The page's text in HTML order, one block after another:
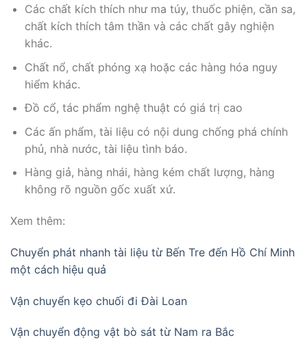
Các chất kích thích như ma túy, thuốc phiện, cần sa,
chất kích thích tâm thần và các chất gây nghiện
khác.
Chất nổ, chất phóng xạ hoặc các hàng hóa nguy
hiểm khác.
Đồ cổ, tác phẩm nghệ thuật có giá trị cao
Các ấn phẩm, tài liệu có nội dung chống phá chính
phủ, nhà nước, tài liệu tình báo.
Hàng giả, hàng nhái, hàng kém chất lượng, hàng
không rõ nguồn gốc xuất xứ.
Xem thêm:
Chuyển phát nhanh tài liệu từ Bến Tre đến Hồ Chí Minh
một cách hiệu quả
Vận chuyển kẹo chuối đi Đài Loan
Vận chuyển động vật bò sát từ Nam ra Bắc